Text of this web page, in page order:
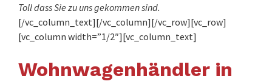
Toll dass Sie zu uns gekommen sind.
[/vc_column_text][/vc_column][/vc_row][vc_row]
[vc_column width=”1/2″][vc_column_text]
Wohnwagenhändler in